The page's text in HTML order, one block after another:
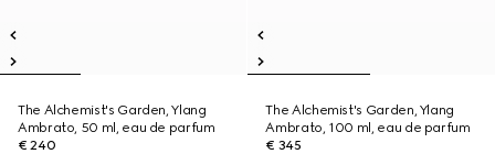
The Alchemist's Garden, Ylang
Ambrato, 50 ml, eau de parfum
€ 240
The Alchemist's Garden, Ylang
Ambrato, 100 ml, eau de parfum
€ 345